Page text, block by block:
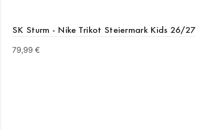
SK Sturm - Nike Trikot Steiermark Kids 26/27
79,99 €